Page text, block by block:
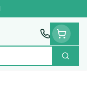
Zoek